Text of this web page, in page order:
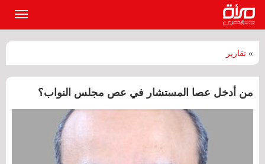
» تقارير
من أدخل عصا المستشار في عص مجلس النواب؟